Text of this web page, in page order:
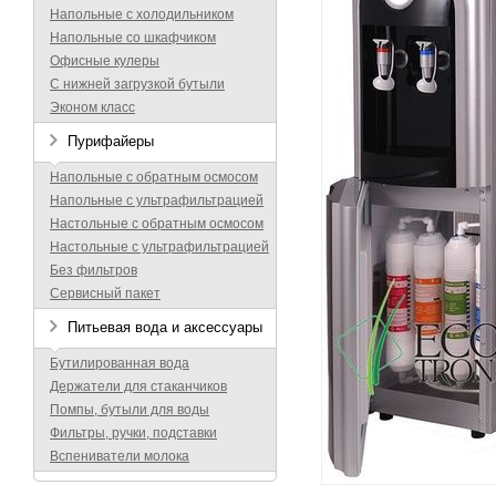
Напольные с холодильником
Напольные со шкафчиком
Офисные кулеры
С нижней загрузкой бутыли
Эконом класс
Пурифайеры
Напольные с обратным осмосом
Напольные с ультрафильтрацией
Настольные с обратным осмосом
Настольные с ультрафильтрацией
Без фильтров
Сервисный пакет
Питьевая вода и аксессуары
Бутилированная вода
Держатели для стаканчиков
Помпы, бутыли для воды
Фильтры, ручки, подставки
Вспениватели молока